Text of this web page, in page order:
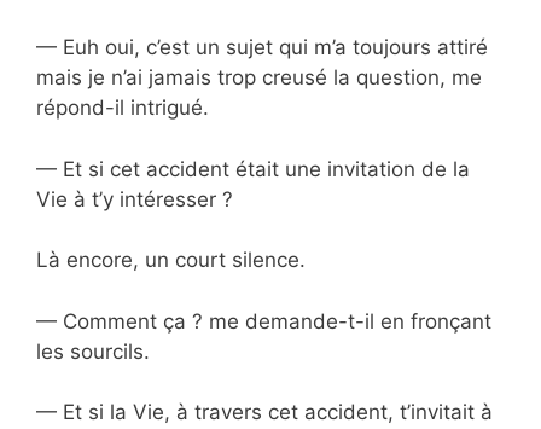
— Euh oui, c’est un sujet qui m’a toujours attiré
mais je n’ai jamais trop creusé la question, me
répond-il intrigué.
— Et si cet accident était une invitation de la
Vie à t’y intéresser ?
Là encore, un court silence.
— Comment ça ? me demande-t-il en fronçant
les sourcils.
— Et si la Vie, à travers cet accident, t’invitait à